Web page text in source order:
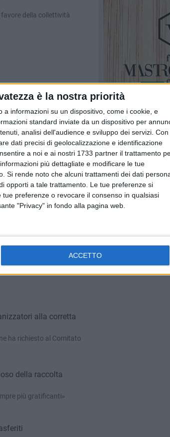
è la nostra priorità
a informazioni su un dispositivo, come i cookie, e
standard inviate da un dispositivo per
analisi dell'audience e sviluppo dei servizi. Con
dati precisi di geolocalizzazione e identificazione
a noi e ai nostri 1733 partner il trattamento
più dettagliate e modificare le tue
Si rende noto che alcuni trattamenti dei dati
opporti a tale trattamento. Le tue preferenze si
preferenze o revocare il consenso in qualsiasi
"Privacy" in fondo alla pagina web.
ACCETTO
della collettività
in campo per la
nell'area della
Castello, Via
ferroviario del 12
alla corretta
ha richiesto al Comitato
della raccolta
più gratificanti»